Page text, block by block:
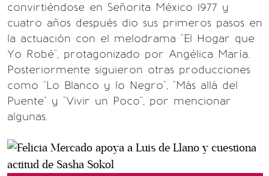
convirtiéndose en Señorita México 1977 y
cuatro años después dio sus primeros pasos en
la actuación con el melodrama "El Hogar que
Yo Robé", protagonizado por Angélica María.
Posteriormente siguieron otras producciones
como "Lo Blanco y lo Negro", "Más allá del
Puente" y "Vivir un Poco", por mencionar
algunas.